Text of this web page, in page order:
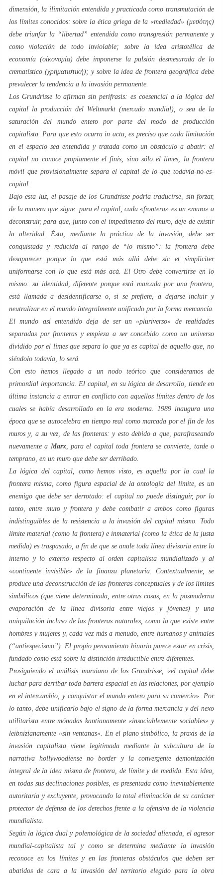
dimensión, la ilimitaciónentendida y practicada como transmutación de
los límites conocidos: sobre la ética griega de la «mediedad» (μεσότης)
debe triunfar la “libertad” entendida como transgresión permanente y
comoviolación de todo inviolable; sobre la idea aristotélica de
economía (οἰκονομία) debe imponerse la pulsión desmesurada de lo
crematístico (χρηματιστική); y sobre la idea defrontera geográfica debe
prevalecer la tendencia a la invasión permanente.
Los Grundrisselo afirman sin perífrasis: es coesencial a la lógica del
capital la producción del Weltmarkt (mercado mundial), o sea de la
saturación del mundo entero por parte del modo de producción
capitalista. Para que esto ocurra in actu, es preciso que cada limitación
en el espacio sea entendida y tratada como un obstáculo a abatir: el
capital no conoce propiamente elfinis , sino sólo el limes , la frontera
móvil que provisionalmente separa el capital de lo que todavía-no-es-
capital
Bajo esta luz, el pasaje de los Grundrissepodría traducirse, sin forzar,
de la manera que sigue: para el capital, cada «frontera» es un «muro» a
deconstruir, para que, junto con el impedimento delmuro , deje de existir
laalteridad . Ésta, mediante la práctica de la invasión, debe ser
conquistada y reducida al rango de “lo mismo”: la frontera debe
desaparecer porque lo que está más alládebe sic et simpliciter
uniformarse con lo que estámás acá. ElOtro debe convertirse en lo
mismo: su identidad, diferente porque está marcada por unafrontera
está llamada a desidentificarseo, si se prefiere, a dejarse incluir y
neutralizar en el mundo íntegralmente unificado por la forma mercancía
El mundo así entendido deja de ser un «pluriverso» de realidades
separadas por fronteras y empieza a ser concebido como un universo
dividido por el limesque separa lo que ya es capital de aquello que, no
siéndolo todavía, lo será.
Con esto hemos llegado a un nodoteórico que consideramos de
primordial importancia. El capital, en su lógica de desarrollo, tiende en
última instancia a entrar en conflicto con aquellos límites dentro de los
cuales se había desarrollado en la era moderna. 1989 inaugura una
época que se autocelebra en tiempo real como marcada por el fin de los
muros y, a su vez, de las fronteras: y esto debido a que, parafraseando
nuevamente a Marx, para el capital toda fronterase convierte, tarde o
temprano, en un muro que debe ser derribado.
La lógica del capital, como hemos visto, es aquella por la cual la
frontera misma, como figura espacial de la ontología del límite, es un
enemigo que debe ser derrotado: el capital no puede distinguir, por lo
tanto, entre muroyfrontera y debe combatir a ambos como figuras
indistinguibles de la resistencia a la invasión del capital mismo. Todo
límite material (como la frontera) e inmaterial (como la ética de la justa
medida) es traspasado, a fin de que se anule toda línea divisoria entre lo
interno y lo externorespecto al orden capitalista mundializado y al
«continente invisible» de la finanza planetaria. Contextualmente, se
produce una deconstrucción de las fronteras conceptuales y de los límites
simbólicos (que viene determinada, entre otras cosas, en la posmoderna
evaporación de la línea divisoria entre viejos y jóvenes) y una
aniquilación incluso de las fronteras naturales, como la que existe entre
hombres y mujeres y, cada vez más a menudo, entre humanos y animales
(“antiespecismo”). El propio pensamiento binario parece estar en crisis,
fundado como está sobre la distinción irreductible entre diferentes
Prosiguiendo el análisis marxianode losGrundrisse , «el capital debe
luchar para derribar toda barrera espacial en las relaciones, por ejemplo
en el intercambio, y conquistar el mundo entero para su comercio». Por
lo tanto, debe unificarlo bajo el signo de la forma mercancía y del nexo
utilitarista entre mónadas kantianamente«insociablemente sociables» y
leibnizianamente «sin ventanas». En el plano simbólico, lapraxis de la
invasión capitalista viene legitimada mediante la subcultura de la
narrativahollywoodiense no bordery la convergente demonización
integral de la idea misma defrontera , de límitey de medida. Esta idea,
en todas sus declinaciones posibles, es presentada como inevitablemente
autoritaria y excluyente, provocando la total eliminación de su carácter
protector de defensa de los derechos frente a la ofensiva de la violencia
mundialista.
Según la lógica dual y polemológicade la sociedad alienada, el agresor
mundial-capitalista tal y como se determina mediante la invasión
reconoce en los límites y en lasfronteras obstáculos que deben ser
abatidos de cara a la invasión del territorio elegido para la obra